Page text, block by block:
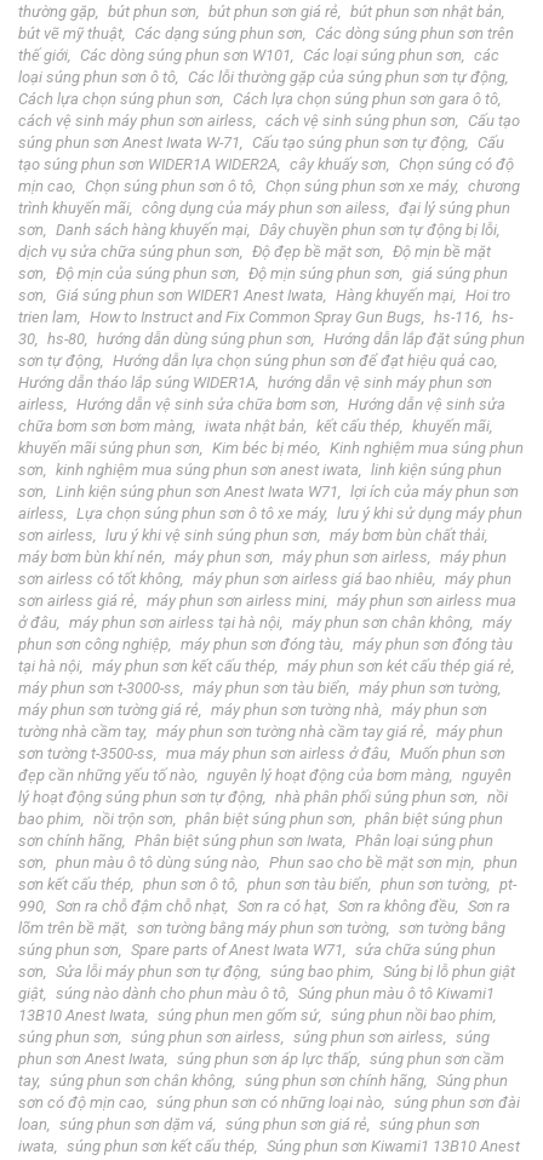
thường gặp
bút phun sơn bút phun sơn giá rẻ
bút phun sơn nhật bản
bút vẽ mỹ thuật
Các dạng súng phun sơn
Các dòng súng phun sơn trên
thế giới
Các dòng súng phun sơn W101 Các loại súng phun sơn
các
loại súng phun sơn ô tô
Các lỗi thường gặp của súng phun sơn tự động
Cách lựa chọn súng phun sơn
Cách lựa chọn súng phun sơn gara ô tô
cách vệ sinh máy phun sơn airless
cách vệ sinh súng phun sơn
Cấu tạo
súng phun sơn Anest Iwata W-71
Cấu tạo súng phun sơn tự động
Cấu
tạo súng phun sơn WIDER1A WIDER2A
cây khuấy sơn
Chọn súng có độ
mịn cao
Chọn súng phun sơn ô tô Chọn súng phun sơn xe máy
chương
trình khuyến mãi
công dụng của máy phun sơn ailess
đại lý súng phun
sơn
Danh sách hàng khuyến mại
Dây chuyền phun sơn tự động bị lỗi
dịch vụ sửa chữa súng phun sơn
Độ đẹp bề mặt sơn
Độ mịn bề mặt
sơn
Độ mịn của súng phun sơn Độ mịn súng phun sơn
giá súng phun
sơn
Giá súng phun sơn WIDER1 Anest Iwata Hàng khuyến mại
Hoi tro
trien lam
How to Instruct and Fix Common Spray Gun Bugs hs-116
hs-
30
hs-80 hướng dẫn dùng súng phun sơn
Hướng dẫn lắp đặt súng phun
sơn tự động
Hướng dẫn lựa chọn súng phun sơn để đạt hiệu quả cao
Hướng dẫn tháo lắp súng WIDER1A
hướng dẫn vệ sinh máy phun sơn
airless
Hướng dẫn vệ sinh sửa chữa bơm sơn
Hướng dẫn vệ sinh sửa
chữa bơm sơn bơm màng
iwata nhật bản kết cấu thép
khuyến mãi
khuyến mãi súng phun sơn
Kim béc bị méo
Kinh nghiệm mua súng phun
sơn
kinh nghiệm mua súng phun sơn anest iwata
linh kiện súng phun
sơn
Linh kiện súng phun sơn Anest Iwata W71
lợi ích của máy phun sơn
airless
Lựa chọn súng phun sơn ô tô xe máy
lưu ý khi sử dụng máy phun
sơn airless
lưu ý khi vệ sinh súng phun sơn
máy bơm bùn chất thải
máy bơm bùn khí nén
máy phun sơn máy phun sơn airless
máy phun
sơn airless có tốt không
máy phun sơn airless giá bao nhiêu
máy phun
sơn airless giá rẻ
máy phun sơn airless mini
máy phun sơn airless mua
ở đâu
máy phun sơn airless tại hà nội máy phun sơn chân không
máy
phun sơn công nghiệp
máy phun sơn đóng tàu
máy phun sơn đóng tàu
tại hà nội
máy phun sơn kết cấu thép
máy phun sơn két cấu thép giá rẻ
máy phun sơn t-3000-ss
máy phun sơn tàu biển
máy phun sơn tường
máy phun sơn tường giá rẻ
máy phun sơn tường nhà
máy phun sơn
tường nhà cầm tay
máy phun sơn tường nhà cầm tay giá rẻ
máy phun
sơn tường t-3500-ss
mua máy phun sơn airless ở đâu
Muốn phun sơn
đẹp cần những yếu tố nào
nguyên lý hoạt động của bơm màng
nguyên
lý hoạt động súng phun sơn tự động
nhà phân phối súng phun sơn
nồi
bao phim
nồi trộn sơn phân biệt súng phun sơn
phân biệt súng phun
sơn chính hãng
Phân biệt súng phun sơn Iwata
Phân loại súng phun
sơn
phun màu ô tô dùng súng nào Phun sao cho bề mặt sơn mịn
phun
sơn kết cấu thép
phun sơn ô tô phun sơn tàu biển phun sơn tường
pt-
990
Sơn ra chỗ đậm chỗ nhạt Sơn ra có hạt Sơn ra không đều
Sơn ra
lõm trên bề mặt
sơn tường bằng máy phun sơn tường
sơn tường bằng
súng phun sơn
Spare parts of Anest Iwata W71
sửa chữa súng phun
sơn
Sửa lỗi máy phun sơn tự động súng bao phim
Súng bị lỗ phun giật
giật
súng nào dành cho phun màu ô tô
Súng phun màu ô tô Kiwami1
13B10 Anest Iwata
súng phun men gốm sứ
súng phun nồi bao phim
súng phun sơn
súng phun sơn airless súng phun sơn airless
súng
phun sơn Anest Iwata
súng phun sơn áp lực thấp
súng phun sơn cầm
tay
súng phun sơn chân không súng phun sơn chính hãng
Súng phun
sơn có độ mịn cao
súng phun sơn có những loại nào
súng phun sơn đài
loan
súng phun sơn dặm vá súng phun sơn giá rẻ
súng phun sơn
iwata
súng phun sơn kết cấu thép
Súng phun sơn Kiwami1 13B10 Anest